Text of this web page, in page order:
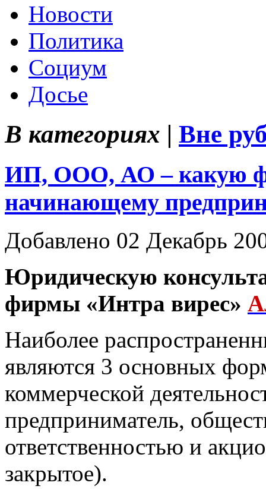
Новости
Политика
Социум
Досье
В категориях | Вне
ИП, ООО, АО – какую
начинающему
Добавлено 02 Декабрь
Юридическую
фирмы «Интра вирес»
Наиболее
являются 3 основных
коммерческой
предприниматель,
ответственностью и
закрытое).